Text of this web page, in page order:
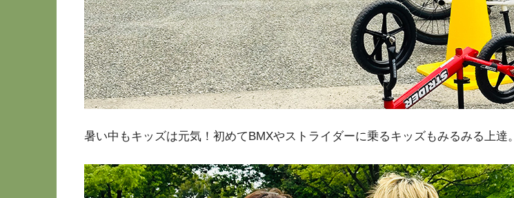
暑い中もキッズは元気！初めてBMXやストライダーに乗るキッズもみるみる上達。